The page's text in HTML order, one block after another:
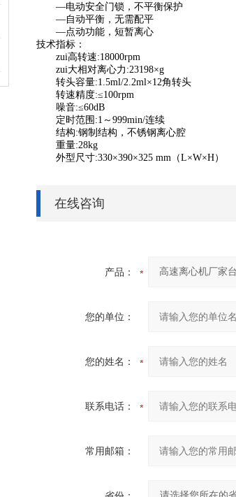
—电动安全门锁，不平衡保护
—自动平衡，无需配平
—点动功能，短暂离心
技术指标：
zui高转速:18000rpm
zui大相对离心力:23198×g
转头容量:1.5ml/2.2ml×12角转头
转速精度:≤100rpm
噪音:≤60dB
定时范围:1～999min/连续
结构:钢制结构，不锈钢离心腔
重量:28kg
外型尺寸:330×390×325 mm（L×W×H）
在线咨询
产品：
您的单位：
您的姓名：
联系电话：
常用邮箱：